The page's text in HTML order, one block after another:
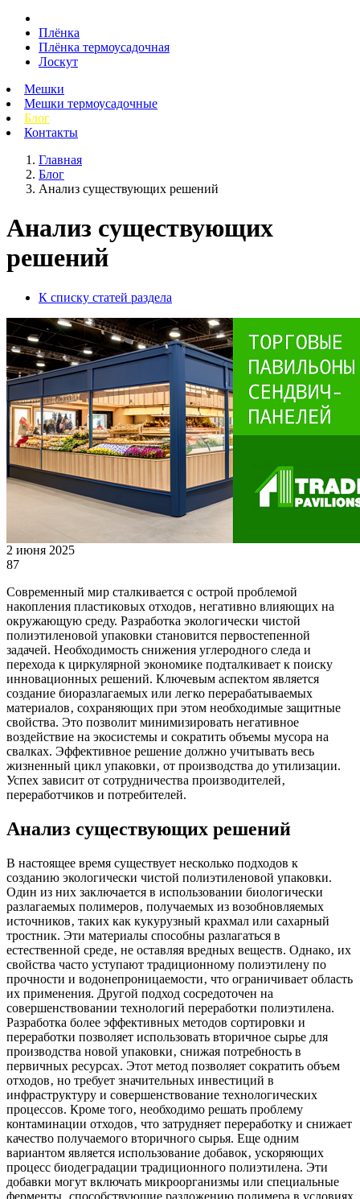
Плёнка
Плёнка термоусадочная
Лоскут
Мешки
Мешки термоусадочные
Блог
Контакты
Главная
Блог
Анализ существующих решений
Анализ существующих
решений
К списку статей раздела
2 июня 2025
87
Современный мир сталкивается с острой проблемой
накопления пластиковых отходов‚ негативно влияющих на
окружающую среду. Разработка экологически чистой
полиэтиленовой упаковки становится первостепенной
задачей. Необходимость снижения углеродного следа и
перехода к циркулярной экономике подталкивает к поиску
инновационных решений. Ключевым аспектом является
создание биоразлагаемых или легко перерабатываемых
материалов‚ сохраняющих при этом необходимые защитные
свойства. Это позволит минимизировать негативное
воздействие на экосистемы и сократить объемы мусора на
свалках. Эффективное решение должно учитывать весь
жизненный цикл упаковки‚ от производства до утилизации.
Успех зависит от сотрудничества производителей‚
переработчиков и потребителей.
Анализ существующих решений
В настоящее время существует несколько подходов к
созданию экологически чистой полиэтиленовой упаковки.
Один из них заключается в использовании биологически
разлагаемых полимеров‚ получаемых из возобновляемых
источников‚ таких как кукурузный крахмал или сахарный
тростник. Эти материалы способны разлагаться в
естественной среде‚ не оставляя вредных веществ. Однако‚ их
свойства часто уступают традиционному полиэтилену по
прочности и водонепроницаемости‚ что ограничивает область
их применения. Другой подход сосредоточен на
совершенствовании технологий переработки полиэтилена.
Разработка более эффективных методов сортировки и
переработки позволяет использовать вторичное сырье для
производства новой упаковки‚ снижая потребность в
первичных ресурсах. Этот метод позволяет сократить объем
отходов‚ но требует значительных инвестиций в
инфраструктуру и совершенствование технологических
процессов. Кроме того‚ необходимо решать проблему
контаминации отходов‚ что затрудняет переработку и снижает
качество получаемого вторичного сырья. Еще одним
вариантом является использование добавок‚ ускоряющих
процесс биодеградации традиционного полиэтилена. Эти
добавки могут включать микроорганизмы или специальные
ферменты‚ способствующие разложению полимера в условиях